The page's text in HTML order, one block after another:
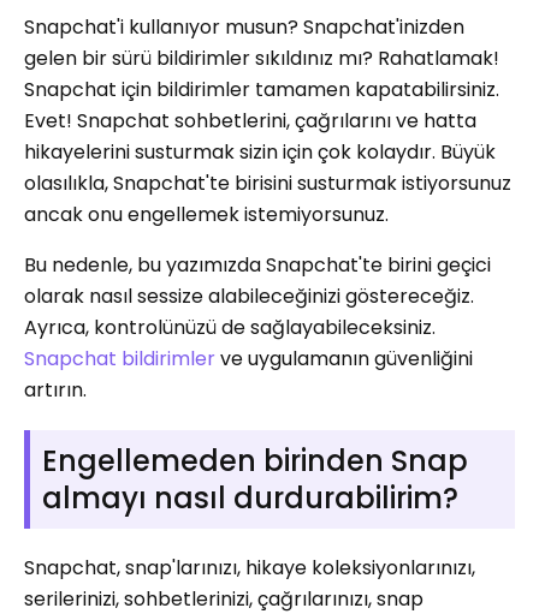
Snapchat'i kullanıyor musun? Snapchat'inizden
gelen bir sürü bildirimler sıkıldınız mı? Rahatlamak!
Snapchat için bildirimler tamamen kapatabilirsiniz.
Evet! Snapchat sohbetlerini, çağrılarını ve hatta
hikayelerini susturmak sizin için çok kolaydır. Büyük
olasılıkla, Snapchat'te birisini susturmak istiyorsunuz
ancak onu engellemek istemiyorsunuz.
Bu nedenle, bu yazımızda Snapchat'te birini geçici
olarak nasıl sessize alabileceğinizi göstereceğiz.
Ayrıca, kontrolünüzü de sağlayabileceksiniz.
Snapchat bildirimlerve uygulamanın güvenliğini
artırın.
Engellemeden birinden Snap
almayı nasıl durdurabilirim?
Snapchat, snap'larınızı, hikaye koleksiyonlarınızı,
serilerinizi, sohbetlerinizi, çağrılarınızı, snap